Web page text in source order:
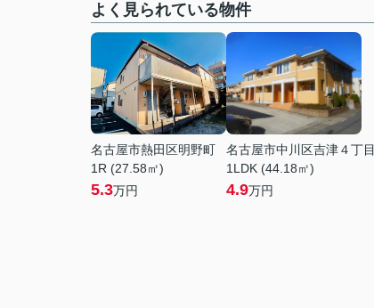
よく見られている物件
名古屋市熱田区明野町
1R (27.58㎡)
5.3万円
名古屋市中川区吉津４丁目
1LDK (44.18㎡)
4.9万円